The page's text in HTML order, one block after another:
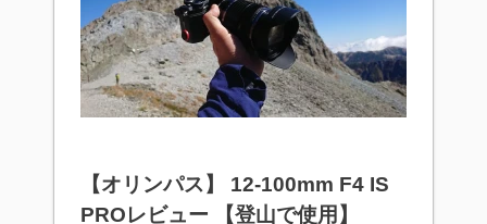
【オリンパス】 12-100mm F4 IS
PROレビュー 【登山で使用】